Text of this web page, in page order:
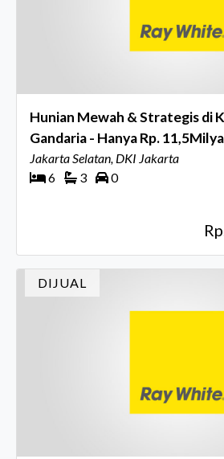
Hunian Mewah & Strategis di
Gandaria - Hanya Rp.
Jakarta Selatan, DKI Jakarta
6
3 0
DIJUAL